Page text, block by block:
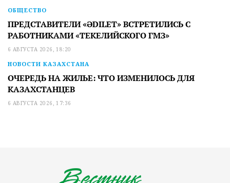
ОБЩЕСТВО
ПРЕДСТАВИТЕЛИ «ӘDILET» ВСТРЕТИЛИСЬ С
РАБОТНИКАМИ «ТЕКЕЛИЙСКОГО ГМЗ»
6 АВГУСТА 2026, 18:20
НОВОСТИ КАЗАХСТАНА
ОЧЕРЕДЬ НА ЖИЛЬЕ: ЧТО ИЗМЕНИЛОСЬ ДЛЯ
КАЗАХСТАНЦЕВ
6 АВГУСТА 2026, 17:36